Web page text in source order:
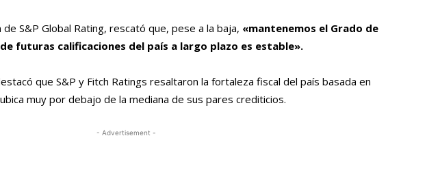
de S&P Global Rating, rescató que, pese a la baja, «mantenemos el Grado de
futuras calificaciones del país a largo plazo es estable».
que S&P y Fitch Ratings resaltaron la fortaleza fiscal del país basada en
muy por debajo de la mediana de sus pares crediticios.
- Advertisement -